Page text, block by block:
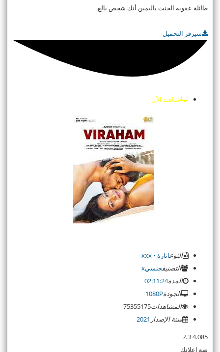
طائلة عقوبة الحنث باليمين أنك شخص بالغ.
سيرفر التحميل
شـاهـد الآن
النوعاثارة • xxx
التصنيفجنسيx
المدة02:11:24
الجودة1080P
المشاهدات75355175
سنة الإصدار 2021
7.34.085
ضع اعلانك